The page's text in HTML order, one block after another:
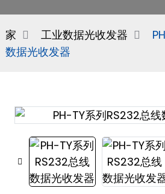
家 工业数据光收发器
数据光收发器